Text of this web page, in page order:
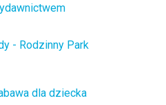
- Rodzinny Park
dla dziecka